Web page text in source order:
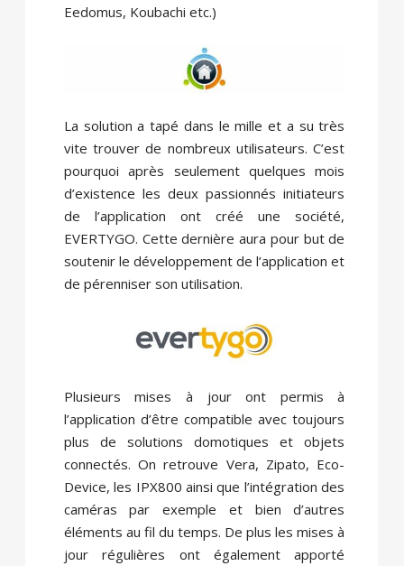
Eedomus, Koubachi etc.)
La solution a tapé dans le mille et a su très
vite trouver de nombreux utilisateurs. C’est
pourquoi après seulement quelques mois
d’existence les deux passionnés initiateurs
de l’application ont créé une société,
EVERTYGO. Cette dernière aura pour but de
soutenir le développement de l’application et
de pérenniser son utilisation.
Plusieurs mises à jour ont permis à
l’application d’être compatible avec toujours
plus de solutions domotiques et objets
connectés. On retrouve Vera, Zipato, Eco-
Device, les IPX800 ainsi que l’intégration des
caméras par exemple et bien d’autres
éléments au fil du temps. De plus les mises à
jour régulières ont également apporté